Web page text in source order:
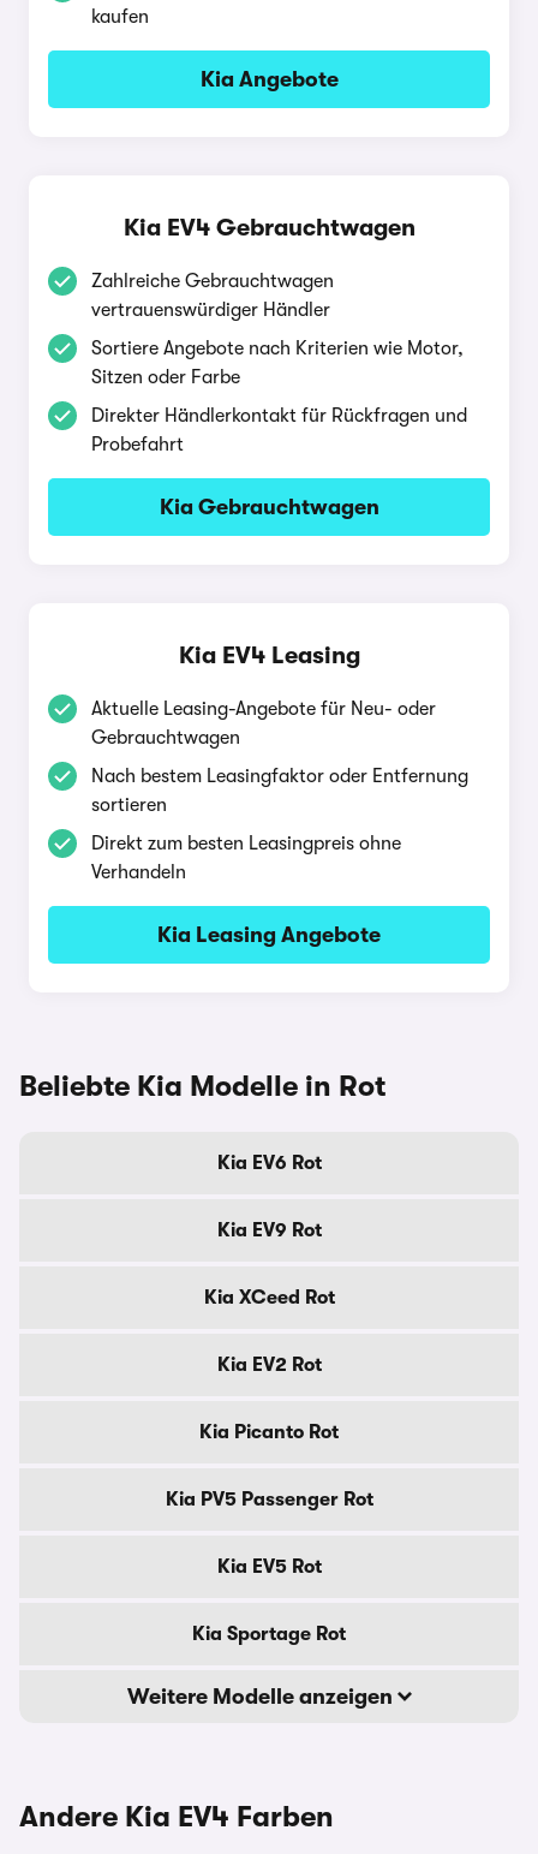
kaufen
Kia Angebote
Kia EV4 Gebrauchtwagen
Zahlreiche Gebrauchtwagen
vertrauenswürdiger Händler
Sortiere Angebote nach Kriterien wie Motor,
Sitzen oder Farbe
Direkter Händlerkontakt für Rückfragen und
Probefahrt
Kia Gebrauchtwagen
Kia EV4 Leasing
Aktuelle Leasing-Angebote für Neu- oder
Gebrauchtwagen
Nach bestem Leasingfaktor oder Entfernung
sortieren
Direkt zum besten Leasingpreis ohne
Verhandeln
Kia Leasing Angebote
Beliebte Kia Modelle in Rot
Kia EV6 Rot
Kia EV9 Rot
Kia XCeed Rot
Kia EV2 Rot
Kia Picanto Rot
Kia PV5 Passenger Rot
Kia EV5 Rot
Kia Sportage Rot
Weitere Modelle anzeigen
Andere Kia EV4 Farben